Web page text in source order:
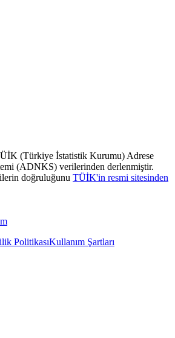
(Türkiye İstatistik Kurumu) Adrese
(ADNKS) verilerinden derlenmiştir.
doğruluğunu TÜİK'in resmi sitesinden
PolitikasıKullanım Şartları